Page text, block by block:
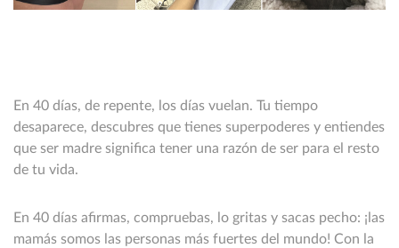
En 40 días, de repente, los días vuelan. Tu tiempo
desaparece, descubres que tienes superpoderes y entiendes
que ser madre significa tener una razón de ser para el resto
de tu vida.
En 40 días afirmas, compruebas, lo gritas y sacas pecho: ¡las
mamás somos las personas más fuertes del mundo! Con la